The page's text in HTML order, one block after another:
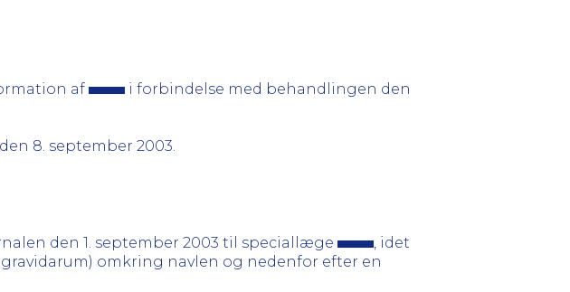
af
i forbindelse med behandlingen den
den 8. september 2003.
den 1. september 2003 til speciallæge
, idet
omkring navlen og nedenfor efter en